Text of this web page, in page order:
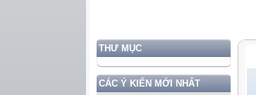
THƯ MỤC
CÁC Ý KIẾN MỚI NHẤT